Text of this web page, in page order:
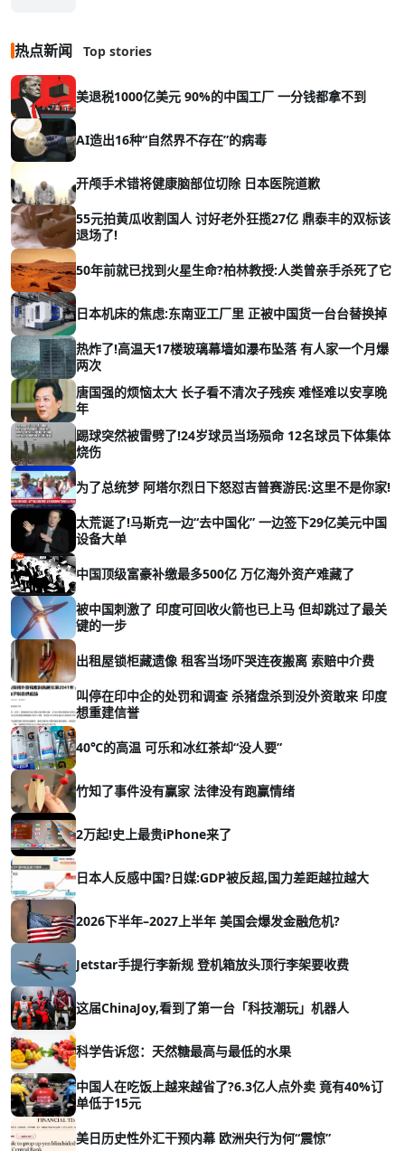
热点新闻 Top stories
美退税1000亿美元 90%的中国工厂 一分钱都拿不到
AI造出16种“自然界不存在”的病毒
开颅手术错将健康脑部位切除 日本医院道歉
55元拍黄瓜收割国人 讨好老外狂揽27亿 鼎泰丰的双标该
退场了!
50年前就已找到火星生命?柏林教授:人类曾亲手杀死了它
日本机床的焦虑:东南亚工厂里 正被中国货一台台替换掉
热炸了!高温天17楼玻璃幕墙如瀑布坠落 有人家一个月爆
两次
唐国强的烦恼太大 长子看不清次子残疾 难怪难以安享晚
年
踢球突然被雷劈了!24岁球员当场殒命 12名球员下体集体
烧伤
为了总统梦 阿塔尔烈日下怒怼吉普赛游民:这里不是你家!
太荒诞了!马斯克一边“去中国化” 一边签下29亿美元中国
设备大单
中国顶级富豪补缴最多500亿 万亿海外资产难藏了
被中国刺激了 印度可回收火箭也已上马 但却跳过了最关
键的一步
出租屋锁柜藏遗像 租客当场吓哭连夜搬离 索赔中介费
叫停在印中企的处罚和调查 杀猪盘杀到没外资敢来 印度
想重建信誉
40℃的高温 可乐和冰红茶却“没人要”
竹知了事件没有赢家 法律没有跑赢情绪
2万起!史上最贵iPhone来了
日本人反感中国?日媒:GDP被反超,国力差距越拉越大
2026下半年–2027上半年 美国会爆发金融危机?
Jetstar手提行李新规 登机箱放头顶行李架要收费
这届ChinaJoy,看到了第一台「科技潮玩」机器人
科学告诉您：天然糖最高与最低的水果
中国人在吃饭上越来越省了?6.3亿人点外卖 竟有40%订
单低于15元
美日历史性外汇干预内幕 欧洲央行为何“震惊”